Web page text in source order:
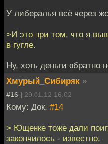
У либералья всё через
>И это при том, что я
в гугле.
Ну, хоть деньги обратно
Хмурый_Сибиряк »
#16 | 29.01.12 16:02
Кому: Док, #14
> Ющенке тоже дали
закончилось - известно.